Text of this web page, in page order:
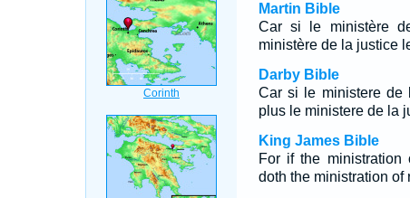
Martin Bible
Car si le ministère
ministère de la justice
Darby Bible
Car si le ministere de
plus le ministere de la
King James Bible
For if the ministration
doth the ministration of